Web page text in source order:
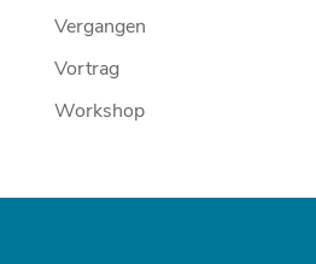
Vergangen
Vortrag
Workshop